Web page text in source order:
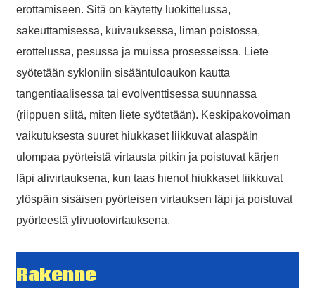
erottamiseen. Sitä on käytetty luokittelussa,
sakeuttamisessa, kuivauksessa, liman poistossa,
erottelussa, pesussa ja muissa prosesseissa. Liete
syötetään sykloniin sisääntuloaukon kautta
tangentiaalisessa tai evolventtisessa suunnassa
(riippuen siitä, miten liete syötetään). Keskipakovoiman
vaikutuksesta suuret hiukkaset liikkuvat alaspäin
ulompaa pyörteistä virtausta pitkin ja poistuvat kärjen
läpi alivirtauksena, kun taas hienot hiukkaset liikkuvat
ylöspäin sisäisen pyörteisen virtauksen läpi ja poistuvat
pyörteestä ylivuotovirtauksena.
Rakenne
Enter a Warming that does not meet the criteria!
Phone
Message